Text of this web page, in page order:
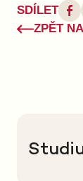
ZPĚT
SDÍLET